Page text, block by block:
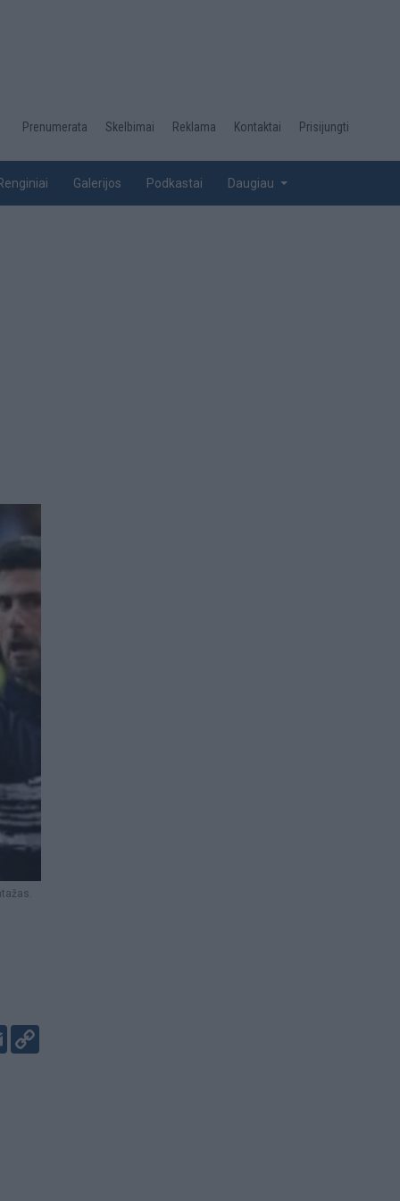
Desktop
top
Prenumerata Skelbimai Reklama Kontaktai Prisijungti
Galerijos Podkastai Daugiau
Email